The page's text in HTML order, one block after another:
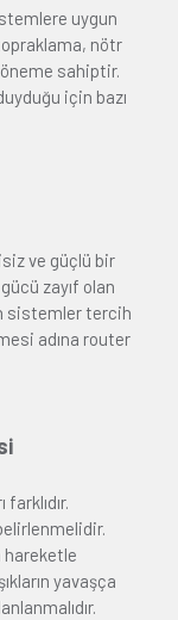
uygun
nötr
sahiptir.
için bazı
ve güçlü bir
zayıf olan
sistemler tercih
adına router
hareketle
yavaşça